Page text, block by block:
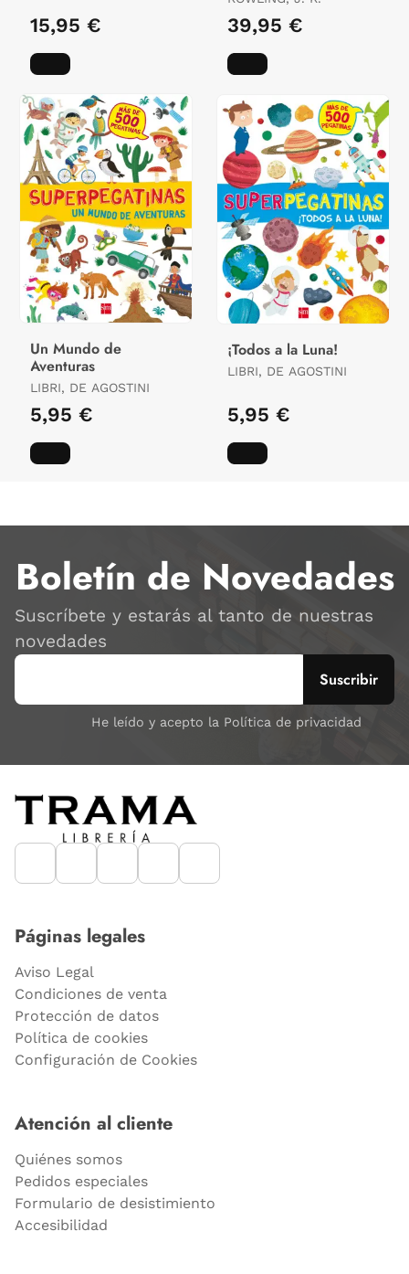
15,95 € 39,95 €
Un Mundo de
Aventuras
LIBRI, DE AGOSTINI
5,95 €
¡Todos a la Luna!
LIBRI, DE AGOSTINI
5,95 €
Boletín de Novedades
Suscríbete y estarás al tanto de nuestras
novedades
He leído y acepto la Política de privacidad
Páginas legales
Aviso Legal
Condiciones de venta
Protección de datos
Política de cookies
Configuración de Cookies
Atención al cliente
Quiénes somos
Pedidos especiales
Formulario de desistimiento
Accesibilidad